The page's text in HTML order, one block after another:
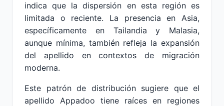
indica que la dispersión en esta región es
limitada o reciente. La presencia en Asia,
específicamente en Tailandia y Malasia,
aunque mínima, también refleja la expansión
del apellido en contextos de migración
moderna.
Este patrón de distribución sugiere que el
apellido Appadoo tiene raíces en regiones